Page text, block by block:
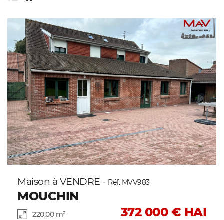
Maison à VENDRE - Réf. MVV983
MOUCHIN
220,00 m² 372 000 € HAI